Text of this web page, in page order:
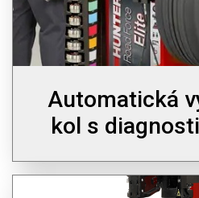
Automatická
kol s